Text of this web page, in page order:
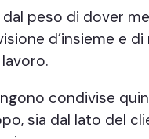
peso di dover
d’insieme e
condivise
sia dal lato del